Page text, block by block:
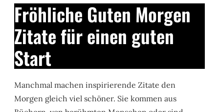
Fröhliche Guten Morgen
Zitate für einen guten
Start
Manchmal machen inspirierende Zitate den
Morgen gleich viel schöner. Sie kommen aus